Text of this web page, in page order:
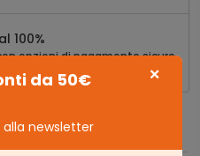
100%
opzioni di pagamento sicure
×
da 50€
newsletter